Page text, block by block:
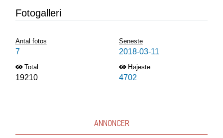
Fotogalleri
Antal fotos
7
Seneste
2018-03-11
Total
19210
Højeste
4702
ANNONCER